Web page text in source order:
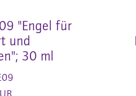
"Engel für
und
30 ml